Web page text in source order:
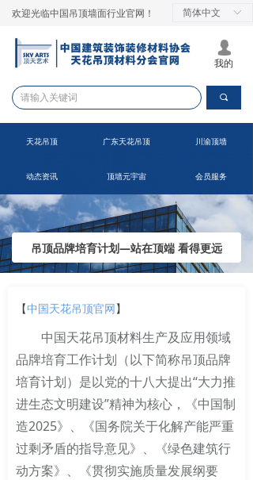
끠
欢迎光临中国吊顶墙面行业官网！ ꀅ
简体中文
天花吊顶 广东天花吊顶 川渝顶墙
动态资讯 顶墙元宇宙 会员服务
넙
我的
【中国天花吊顶官网】
中国天花吊顶材料生产及应用领域
品牌培育工作计划（以下简称吊顶品牌
培育计划）是以党的十八大提出“大力推
进生态文明建设”精神为核心，《中国制
造2025》、《国务院关于化解产能严重
过剩矛盾的指导意见》、《绿色建筑行
动方案》、《贯彻实施质量发展纲要
吊顶品牌培育计划—站在顶端 看得更远